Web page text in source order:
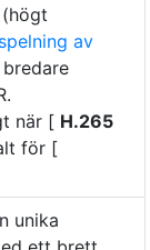
av
när [ H.265
för [
unika